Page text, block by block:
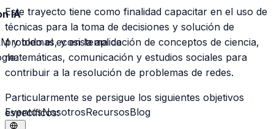
IA
y todo el ecosistema de
EventosNosotrosRecursosBlog
Este trayecto tiene como finalidad capacitar en el uso de
técnicas para la toma de decisiones y solución de
problemas, y en la aplicación de conceptos de ciencia,
matemáticas, comunicación y estudios sociales para
contribuir a la resolución de problemas de redes.
Particularmente se persigue los siguientes objetivos
específicos: